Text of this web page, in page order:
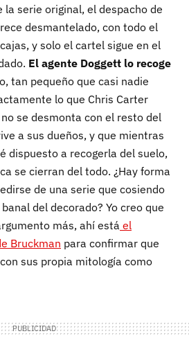
serie original, el despacho de
desmantelado, con todo el
y solo el cartel sigue en el
El agente Doggett lo recoge
tan pequeño que casi nadie
lo que Chris Carter
se desmonta con el resto del
a sus dueños, y que mientras
dispuesto a recogerla del suelo,
se cierran del todo. ¿Hay forma
de una serie que cosiendo
del decorado? Yo creo que
más, ahí está el
Bruckman para confirmar que
sus propia mitología como